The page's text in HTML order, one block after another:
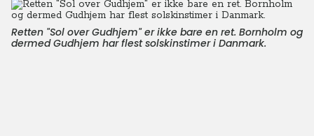
Retten "Sol over Gudhjem" er ikke bare en ret. Bornholm og
dermed Gudhjem har flest solskinstimer i Danmark.